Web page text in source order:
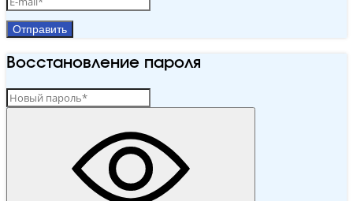
Отправить
Восстановление пароля